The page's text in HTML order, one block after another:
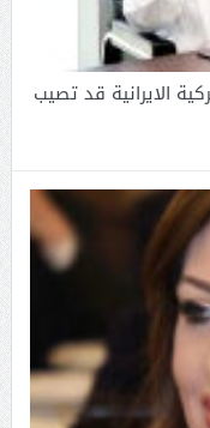
الايرانية قد تصيب